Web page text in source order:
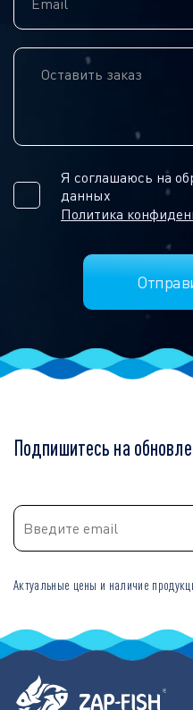
Я соглашаюсь на
данных
Политика
Подпишитесь на
Актуальные цены и наличие